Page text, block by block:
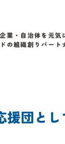
業・自治体を元気
の組織創りパート
援団と